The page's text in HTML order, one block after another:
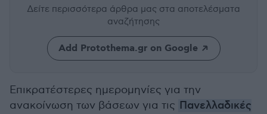
Δείτε περισσότερα άρθρα μας στα αποτελέσματα
αναζήτησης
Add Protothema.gr on Google
Επικρατέστερες ημερομηνίες για την
ανακοίνωση των βάσεων για τις Πανελλαδικές